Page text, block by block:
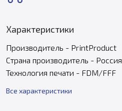
Характеристики
Производитель - PrintProduct
Страна производитель - Россия
Технология печати - FDM/FFF
Все характеристики